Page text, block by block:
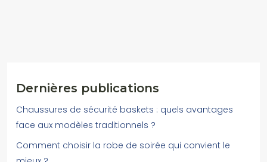
Dernières publications
Chaussures de sécurité baskets : quels avantages
face aux modèles traditionnels ?
Comment choisir la robe de soirée qui convient le